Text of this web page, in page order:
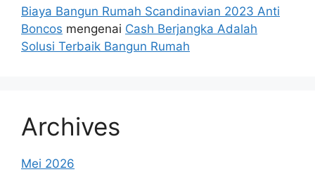
Biaya Bangun Rumah Scandinavian 2023 Anti
Boncos mengenai Cash Berjangka Adalah
Solusi Terbaik Bangun Rumah
Archives
Mei 2026